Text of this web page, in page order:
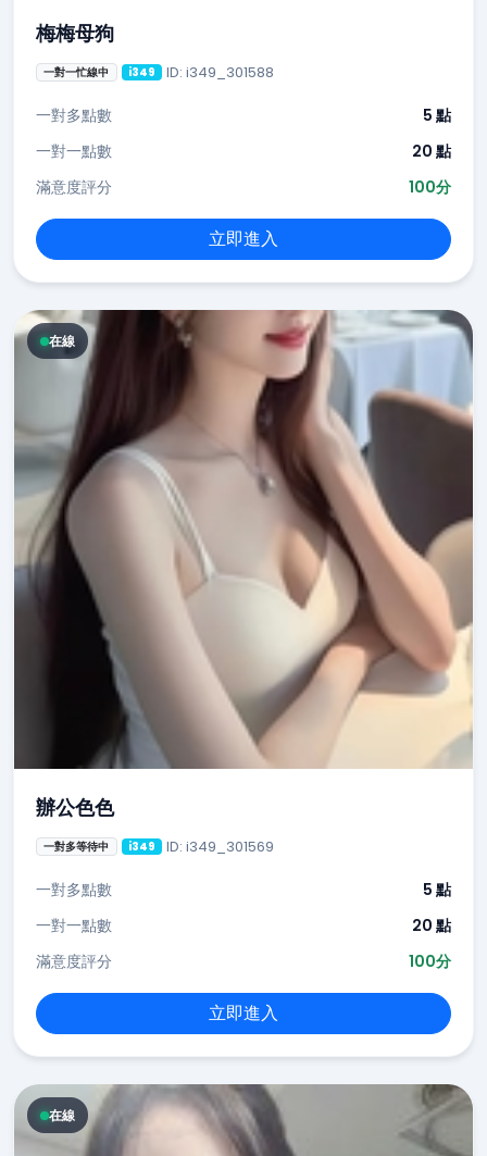
梅梅母狗
一對一忙線中 i349 ID: i349_301588
一對多點數
5 點
一對一點數
20 點
滿意度評分
100分
立即進入
在線
辦公色色
一對多等待中 i349 ID: i349_301569
一對多點數
5 點
一對一點數
20 點
滿意度評分
100分
立即進入
在線